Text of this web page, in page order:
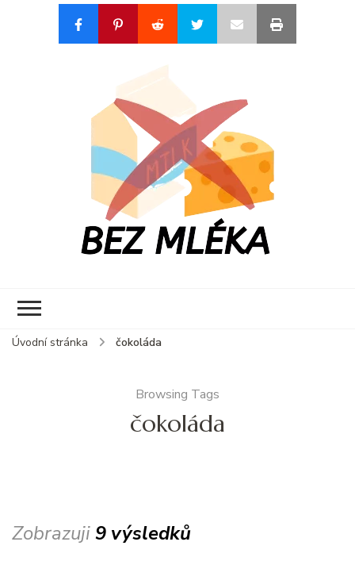
Úvodní stránka čokoláda
Browsing Tags
čokoláda
Zobrazuji9 výsledků